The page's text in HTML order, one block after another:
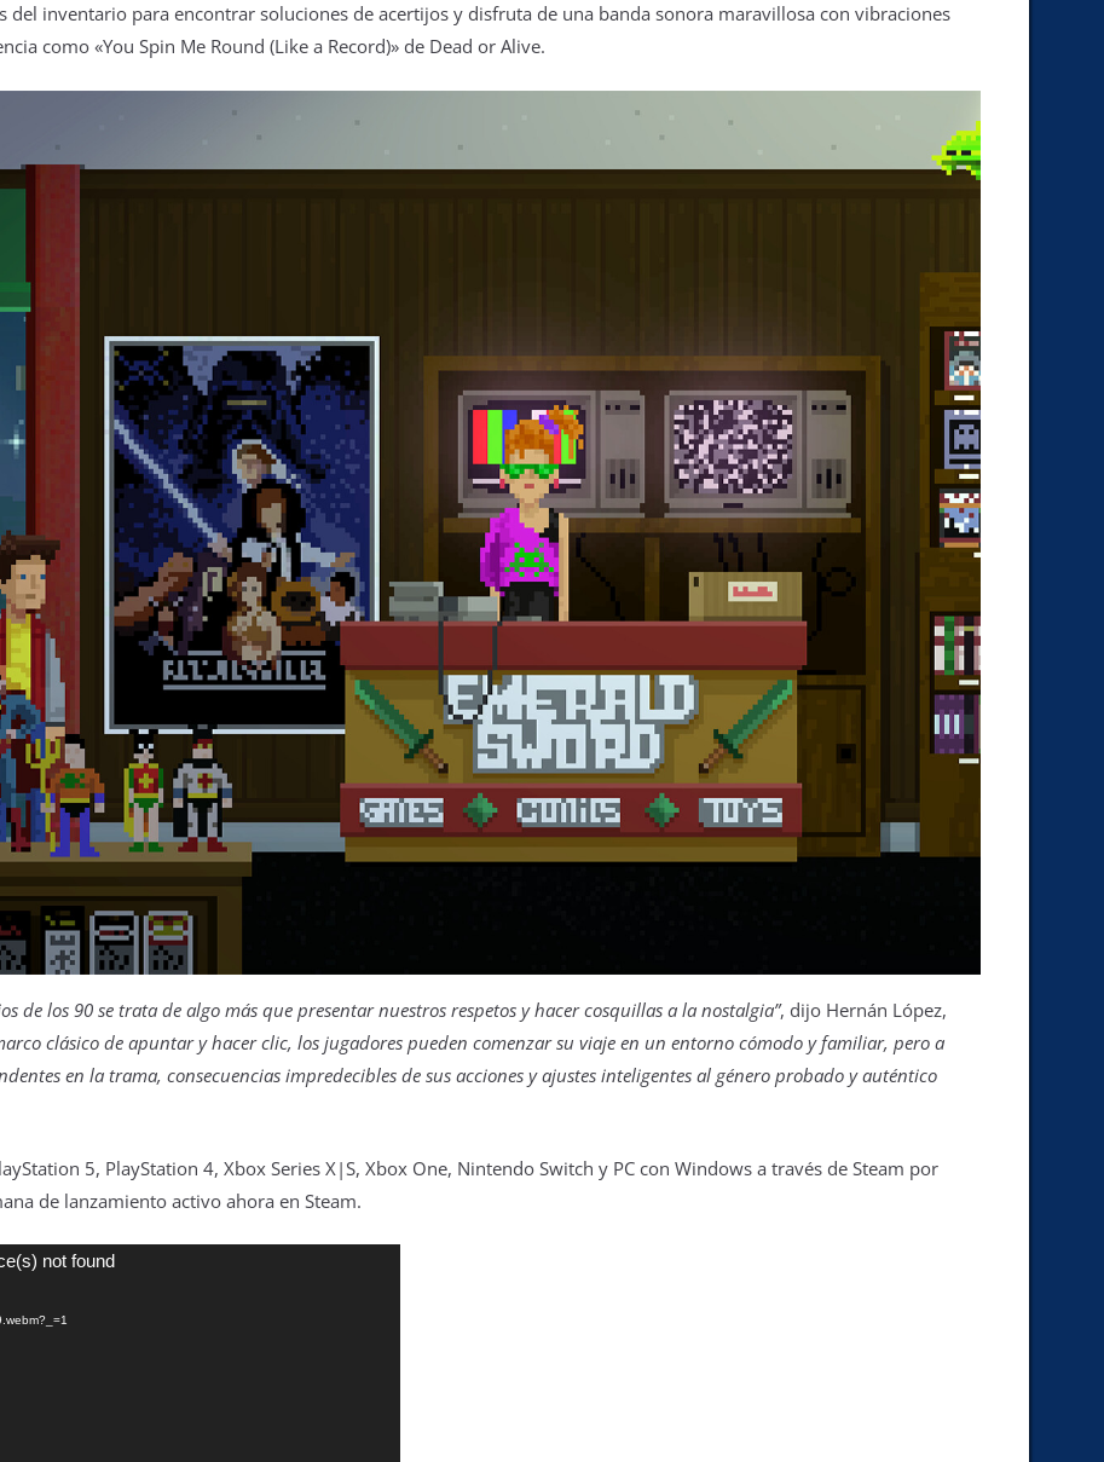
del inventario para encontrar soluciones de acertijos y disfruta de una banda sonora maravillosa con vibraciones
como «You Spin Me Round (Like a Record)» de Dead or Alive.
de los 90 se trata de algo más que presentar nuestros respetos y hacer cosquillas a la nostalgia”, dijo Hernán López,
clásico de apuntar y hacer clic, los jugadores pueden comenzar su viaje en un entorno cómodo y familiar, pero a
en la trama, consecuencias impredecibles de sus acciones y ajustes inteligentes al género probado y auténtico
5, PlayStation 4, Xbox Series X|S, Xbox One, Nintendo Switch y PC con Windows a través de Steam por
de lanzamiento activo ahora en Steam.
Reproductor
vídeo
not found